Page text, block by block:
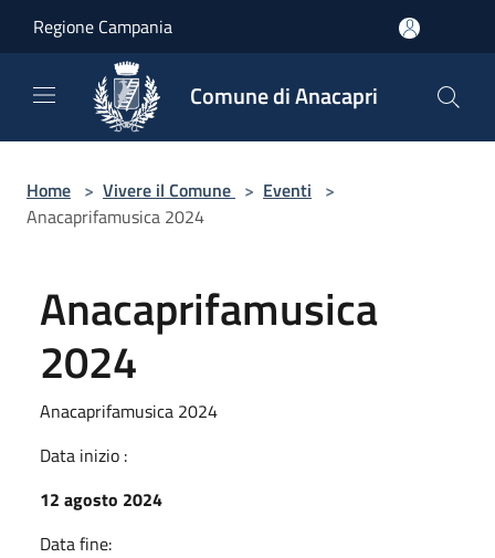
Regione Campania
Comune di Anacapri
Home > Vivere il Comune > Eventi >
Anacaprifamusica 2024
Anacaprifamusica
2024
Anacaprifamusica 2024
Data inizio :
12 agosto 2024
Data fine: